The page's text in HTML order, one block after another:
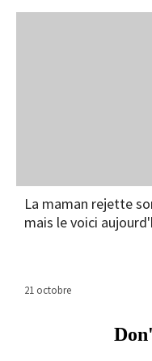
La maman rejette
mais le voici
21 octobre